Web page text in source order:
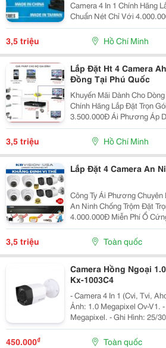
Camera 4 In 1 Chính Hãng
Chuẩn Nét Chỉ Với 4.000.000Đ ​ Ái Phương Áp
Chương Trình Khuyến Mãi
Cấp Thương Hiệu Mỹ Trọn
3,5 triệu Hồ Chí Minh
Lắp Đặt Ht 4 Camera
Đồng Tại Phú Quốc
Khuyến Mãi Dành Cho
Chính Hãng Lắp Đặt Trọn
3.500.000Đ Ái Phương Áp Dụng Chương Trình Khuyến
Mãi Lớn Trọn Bộ Lắp Đặt 4
3,5 triệu Hồ Chí Minh
Lắp Đặt 4 Camera An
Công Ty Ái Phương
An Ninh Chống Trộm Đặt Trọn Bộ Camera 4 Con Chỉ Với
4.000.000Đ Miễn Phí Ổ Cứng Miễn Phí Tên Miền Miễn
Phí Nhân Công Liên Hệ Ngay Hotline Công Ty Để Đặt
3,5 triệu Toàn quốc
Camera Hồng Ngoại
Kx-1003C4
- Camera 4 In 1 (Cvi, Tvi, Ahd, Analog).
Ảnh: 1.0 Megapixel Ov-V1. - Độ Phân Giải: 1.0
Megapixel. - Ghi Hình: 25/30Fps@1.0 Mp (1280 X 720). -
Ống Kính: 2.8Mm (Góc Nhìn
Sát Hồng Ngoại: 20 Mét,
450.000₫ Toàn quốc